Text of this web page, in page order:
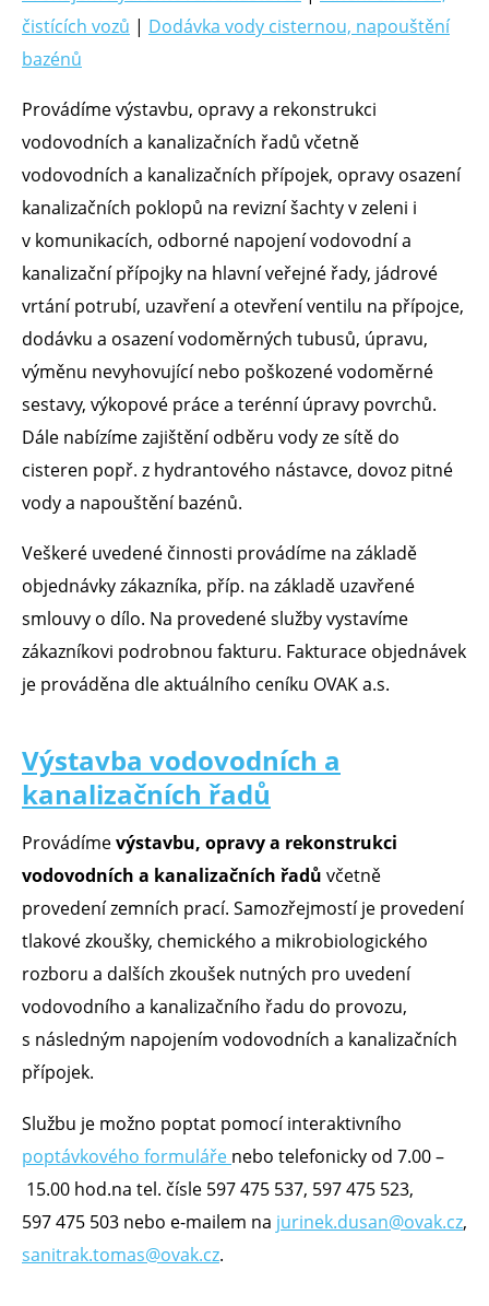
čistících vozů | Dodávka vody cisternou, napouštění
bazénů
Provádíme výstavbu, opravy a rekonstrukci
vodovodních a kanalizačních řadů včetně
vodovodních a kanalizačních přípojek, opravy osazení
kanalizačních poklopů na revizní šachty v zeleni i
v komunikacích, odborné napojení vodovodní a
kanalizační přípojky na hlavní veřejné řady, jádrové
vrtání potrubí, uzavření a otevření ventilu na přípojce,
dodávku a osazení vodoměrných tubusů, úpravu,
výměnu nevyhovující nebo poškozené vodoměrné
sestavy, výkopové práce a terénní úpravy povrchů.
Dále nabízíme zajištění odběru vody ze sítě do
cisteren popř. z hydrantového nástavce, dovoz pitné
vody a napouštění bazénů.
Veškeré uvedené činnosti provádíme na základě
objednávky zákazníka, příp. na základě uzavřené
smlouvy o dílo. Na provedené služby vystavíme
zákazníkovi podrobnou fakturu. Fakturace objednávek
je prováděna dle aktuálního ceníku OVAK a.s.
Výstavba vodovodních a
kanalizačních řadů
Provádímevýstavbu, opravy a rekonstrukci
vodovodních a kanalizačních řadů včetně
provedení zemních prací. Samozřejmostí je provedení
tlakové zkoušky, chemického a mikrobiologického
rozboru a dalších zkoušek nutných pro uvedení
vodovodního a kanalizačního řadu do provozu,
s následným napojením vodovodních a kanalizačních
přípojek.
Službu je možno poptat pomocí interaktivního
poptávkového formuláře nebo telefonicky od 7.00 –
15.00 hod.na tel. čísle 597 475 537, 597 475 523,
597 475 503 nebo e-mailem na jurinek.dusan@ovak.cz,
sanitrak.tomas@ovak.cz.